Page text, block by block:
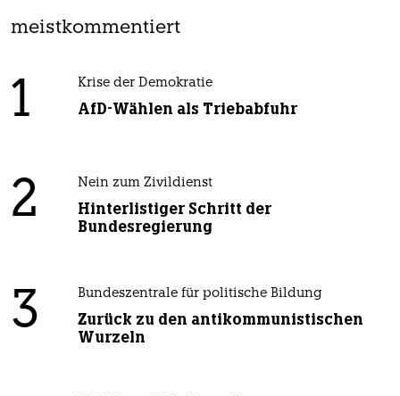
meistkommentiert
1 Krise der Demokratie
AfD-Wählen als Triebabfuhr
2 Nein zum Zivildienst
Hinterlistiger Schritt der
Bundesregierung
3 Bundeszentrale für politische Bildung
Zurück zu den antikommunistischen
Wurzeln